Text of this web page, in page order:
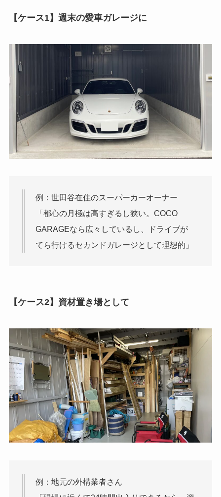
【ケース1】週末の愛車ガレージに
例：世田谷在住のスーパーカーオーナー
「都心の月極は高すぎるし狭い。COCO
GARAGEなら広々しているし、ドライブが
てら行けるセカンドガレージとして理想的」
【ケース2】資材置き場として
例：地元の外構業者さん